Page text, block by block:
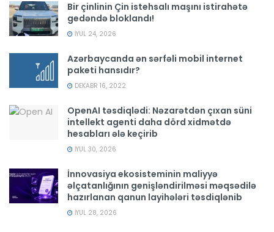
Bir çinlinin Çin istehsalı maşını istirahətə
gedəndə bloklandı!
İYUL 24, 2026
Azərbaycanda ən sərfəli mobil internet
paketi hansıdır?
DEKABR 16, 2022
OpenAI təsdiqlədi: Nəzarətdən çıxan süni
intellekt agenti daha dörd xidmətdə
hesabları ələ keçirib
İYUL 30, 2026
İnnovasiya ekosisteminin maliyyə
əlçatanlığının genişləndirilməsi məqsədilə
hazırlanan qanun layihələri təsdiqlənib
İYUL 28, 2026